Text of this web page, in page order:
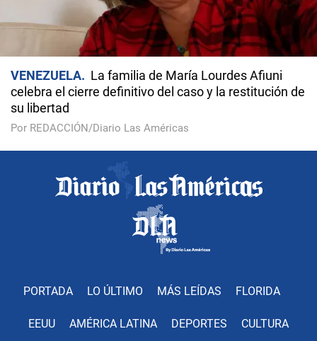
VENEZUELA
La familia de María Lourdes Afiuni
celebra el cierre definitivo del caso y la restitución de
su libertad
Por REDACCIÓN/Diario Las Américas
PORTADA LO ÚLTIMO MÁS LEÍDAS FLORIDA
EEUU AMÉRICA LATINA DEPORTES CULTURA